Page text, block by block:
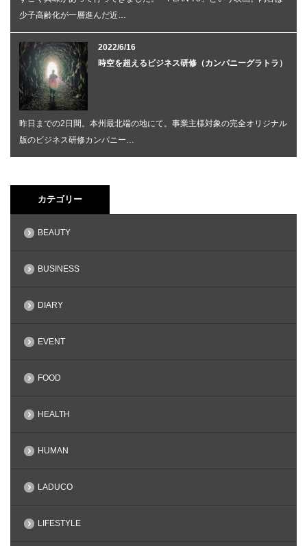
少子高齢化が一層進んだ近…
2022/6/16
時空を超えるビジネス研修（カンパニーグラトラ）
昨日までの2日間。本州最北端の地にて。事業主様対象の完全オリジナル
版のビジネス研修カンパニー…
カテゴリー
BEAUTY
BUSINESS
DIARY
EVENT
FOOD
HEALTH
HUMAN
LADUCO
LIFESTYLE